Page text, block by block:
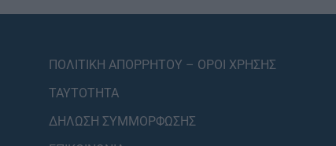
ΠΟΛΙΤΙΚΗ ΑΠΟΡΡΗΤΟΥ – ΟΡΟΙ ΧΡΗΣΗΣ
ΤΑΥΤΟΤΗΤΑ
ΔΗΛΩΣΗ ΣΥΜΜΟΡΦΩΣΗΣ